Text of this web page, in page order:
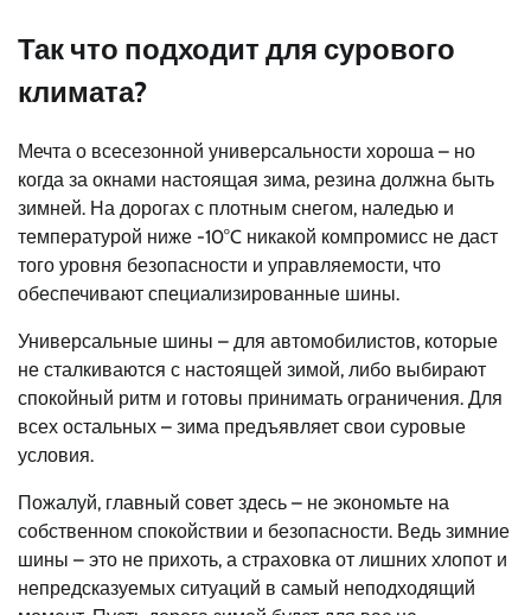
Так что подходит для сурового
климата?
Мечта о всесезонной универсальности хороша – но
когда за окнами настоящая зима, резина должна быть
зимней. На дорогах с плотным снегом, наледью и
температурой ниже -10°C никакой компромисс не даст
того уровня безопасности и управляемости, что
обеспечивают специализированные шины.
Универсальные шины – для автомобилистов, которые
не сталкиваются с настоящей зимой, либо выбирают
спокойный ритм и готовы принимать ограничения. Для
всех остальных – зима предъявляет свои суровые
условия.
Пожалуй, главный совет здесь – не экономьте на
собственном спокойствии и безопасности. Ведь зимние
шины – это не прихоть, а страховка от лишних хлопот и
непредсказуемых ситуаций в самый неподходящий